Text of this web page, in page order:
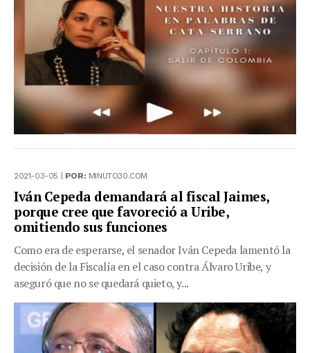
2021-03-05 | POR: MINUTO30.COM
Iván Cepeda demandará al fiscal Jaimes,
porque cree que favoreció a Uribe,
omitiendo sus funciones
Como era de esperarse, el senador Iván Cepeda lamentó la
decisión de la Fiscalía en el caso contra Álvaro Uribe, y
aseguró que no se quedará quieto, y...